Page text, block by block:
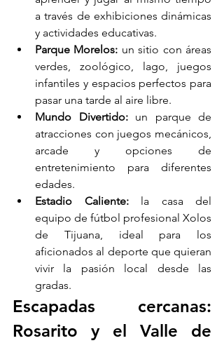
a través de exhibiciones dinámicas
y actividades educativas.
Parque Morelos: un sitio con áreas
verdes, zoológico, lago, juegos
infantiles y espacios perfectos para
pasar una tarde al aire libre.
Mundo Divertido: un parque de
atracciones con juegos mecánicos,
arcade y opciones de
entretenimiento para diferentes
edades.
Estadio Caliente: la casa del
equipo de fútbol profesional Xolos
de Tijuana, ideal para los
aficionados al deporte que quieran
vivir la pasión local desde las
gradas.
Escapadas cercanas:
Rosarito y el Valle de